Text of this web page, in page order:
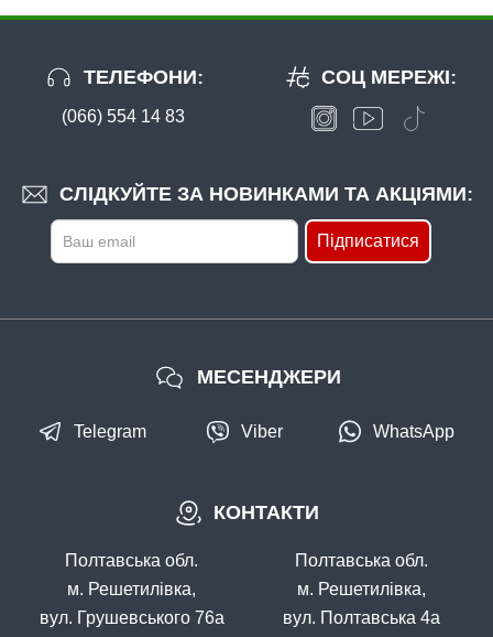
ТЕЛЕФОНИ:
(066) 554 14 83
СЛІДКУЙТЕ ЗА НОВИНКАМИ ТА АКЦІЯМИ:
Підписатися
СОЦ МЕРЕЖІ:
КОНТАКТИ
Полтавська обл.
м. Решетилівка,
вул. Грушевського 76а
Полтавська обл.
м. Решетилівка,
вул. Полтавська 4а
МЕСЕНДЖЕРИ
Telegram Viber WhatsApp